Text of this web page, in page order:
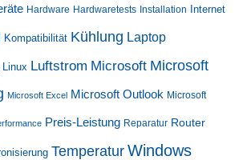
Hardware Hardwaretests Installation Internet
Kompatibilität Kühlung Laptop
Linux Luftstrom Microsoft Microsoft
Microsoft Excel Microsoft Outlook Microsoft
Preis-Leistung Reparatur Router
Temperatur Windows